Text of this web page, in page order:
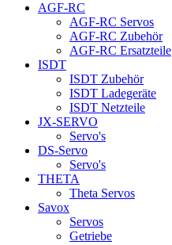
AGF-RC
AGF-RC Servos
AGF-RC Zubehör
AGF-RC Ersatzteile
ISDT
ISDT Zubehör
ISDT Ladegeräte
ISDT Netzteile
JX-SERVO
Servo's
DS-Servo
Servo's
THETA
Theta Servos
Savox
Servos
Getriebe